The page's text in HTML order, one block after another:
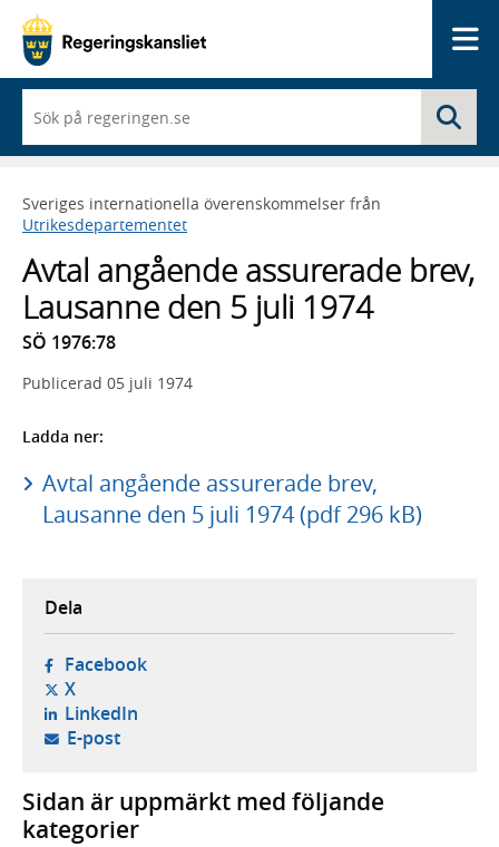
du
börjar
skriva
framträder
en
med
sökförslag
Sveriges internationella överenskommelser från
Utrikesdepartementet
Avtal angående assurerade brev,
Lausanne den 5 juli 1974
SÖ 1976:78
Publicerad 05 juli 1974
Ladda ner:
Avtal angående assurerade brev,
Lausanne den 5 juli 1974 (pdf 296 kB)
Dela
Facebook- öppnas i ny flik, extern webbplats,
X- öppnas i ny flik, extern webbplats,
LinkedIn- öppnas i ny flik, extern webbplats,
E-post- öppnar din e-postklient,
Sidan är uppmärkt med följande
kategorier